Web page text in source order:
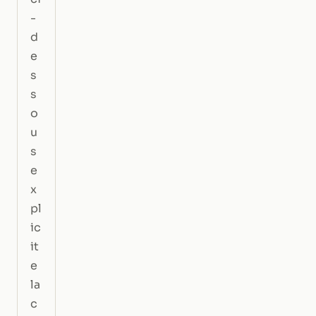
-
d
e
s
s
o
u
s
e
x
pl
ic
it
e
la
c